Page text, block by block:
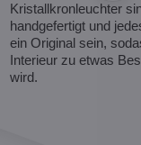
Kristallkronleuchter
handgefertigt und
ein Original sein,
Interieur zu etwas
wird.